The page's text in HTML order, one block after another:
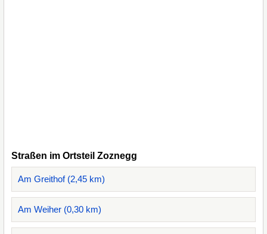
Straßen im Ortsteil Zoznegg
Am Greithof (2,45 km)
Am Weiher (0,30 km)